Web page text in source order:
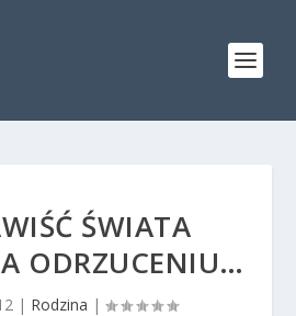
ŚWIATA
ODRZUCENIU…
| Rodzina |